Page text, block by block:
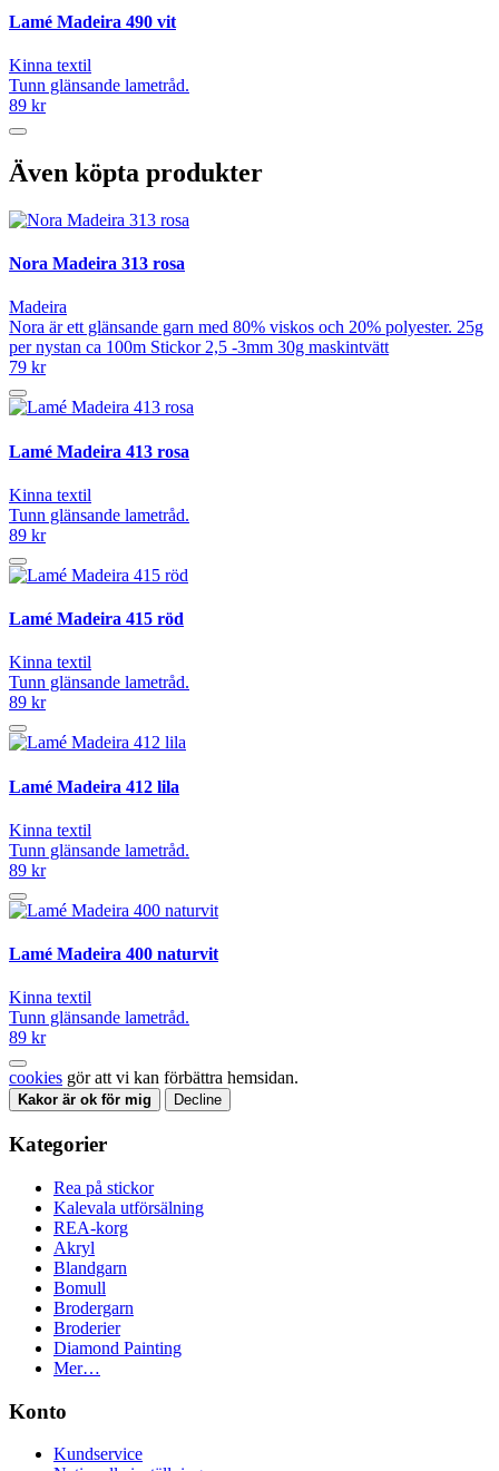
Lamé Madeira 490 vit
Kinna textil
Tunn glänsande lametråd.
89 kr
Även köpta produkter
Nora Madeira 313 rosa
Madeira
Nora är ett glänsande garn med 80% viskos och 20% polyester. 25g
per nystan ca 100m Stickor 2,5 -3mm 30g maskintvätt
79 kr
Lamé Madeira 413 rosa
Kinna textil
Tunn glänsande lametråd.
89 kr
Lamé Madeira 415 röd
Kinna textil
Tunn glänsande lametråd.
89 kr
Lamé Madeira 412 lila
Kinna textil
Tunn glänsande lametråd.
89 kr
Lamé Madeira 400 naturvit
Kinna textil
Tunn glänsande lametråd.
89 kr
cookies gör att vi kan förbättra hemsidan.
Kakor är ok för mig Decline
Kategorier
Rea på stickor
Kalevala utförsälning
REA-korg
Akryl
Blandgarn
Bomull
Brodergarn
Broderier
Diamond Painting
Mer…
Konto
Kundservice